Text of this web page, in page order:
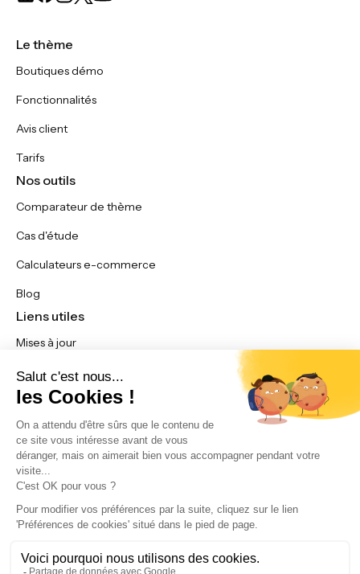
Le thème
Boutiques démo
Fonctionnalités
Avis client
Tarifs
Nos outils
Comparateur de thème
Cas d'étude
Calculateurs e-commerce
Blog
Liens utiles
Mises à jour
Nous contacter
Affiliation
Espace membre
Préférences en matière de cookies
Politique de confidentialitéMentions légales